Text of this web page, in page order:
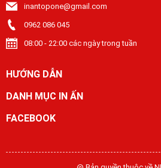
inantopone@gmail.com
0962 086 045
08:00 - 22:00 các ngày trong tuần
HƯỚNG DẪN
DANH MỤC IN ẤN
FACEBOOK